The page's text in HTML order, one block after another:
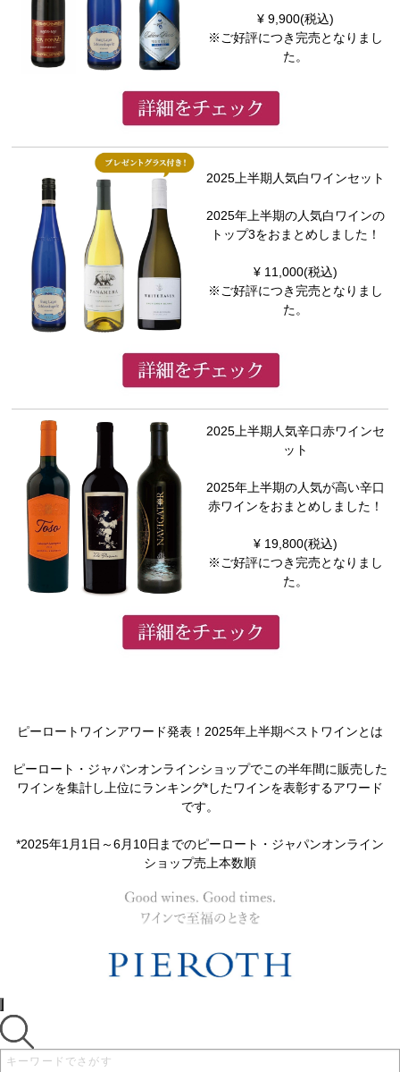
¥ 9,900(税込)
※ご好評につき完売となりまし
た。
2025上半期人気白ワインセット
2025年上半期の人気白ワインの
トップ3をおまとめしました！
¥ 11,000(税込)
※ご好評につき完売となりまし
た。
2025上半期人気辛口赤ワインセ
ット
2025年上半期の人気が高い辛口
赤ワインをおまとめしました！
¥ 19,800(税込)
※ご好評につき完売となりまし
た。
ピーロートワインアワード発表！2025年上半期ベストワインとは
ピーロート・ジャパンオンラインショップでこの半年間に販売した
ワインを集計し上位にランキング*したワインを表彰するアワード
です。
*2025年1月1日～6月10日までのピーロート・ジャパンオンライン
ショップ売上本数順